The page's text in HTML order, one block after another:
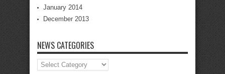
January 2014
December 2013
NEWS CATEGORIES
News
Categories